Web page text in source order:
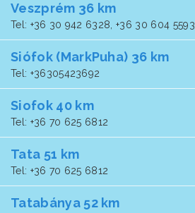
Veszprém 36 km
Tel: +36 30 942 6328, +36 30 604 5593
Siófok (MarkPuha) 36 km
Tel: +36305423692
Siofok 40 km
Tel: +36 70 625 6812
Tata 51 km
Tel: +36 70 625 6812
Tatabánya 52 km